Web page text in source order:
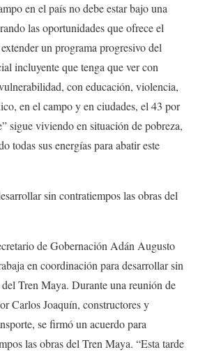
en el país no debe estar bajo una
las oportunidades que ofrece el
un programa progresivo del
incluyente que tenga que ver con
con educación, violencia,
en el campo y en ciudades, el 43 por
sigue viviendo en situación de pobreza,
todas sus energías para abatir este
sin contratiempos las obras del
de Gobernación Adán Augusto
en coordinación para desarrollar sin
Tren Maya. Durante una reunión de
Carlos Joaquín, constructores y
se firmó un acuerdo para
las obras del Tren Maya. “Esta tarde